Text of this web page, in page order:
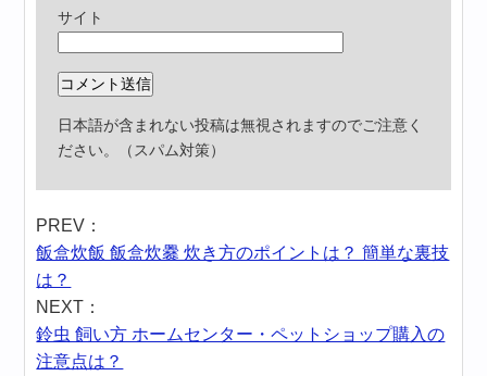
サイト
日本語が含まれない投稿は無視されますのでご注意く
ださい。（スパム対策）
PREV：
飯盒炊飯 飯盒炊爨 炊き方のポイントは？ 簡単な裏技
は？
NEXT：
鈴虫 飼い方 ホームセンター・ペットショップ購入の
注意点は？